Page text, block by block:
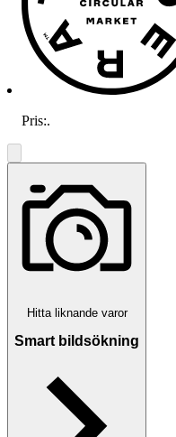
Pris:.
Hitta liknande varor
Smart bildsökning